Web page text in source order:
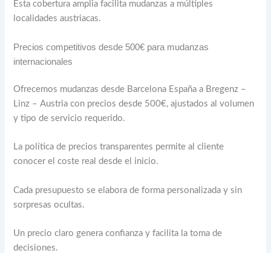
Esta cobertura amplia facilita mudanzas a múltiples
localidades austriacas.
Precios competitivos desde 500€ para mudanzas
internacionales
Ofrecemos mudanzas desde Barcelona España a Bregenz –
Linz – Austria con precios desde 500€, ajustados al volumen
y tipo de servicio requerido.
La política de precios transparentes permite al cliente
conocer el coste real desde el inicio.
Cada presupuesto se elabora de forma personalizada y sin
sorpresas ocultas.
Un precio claro genera confianza y facilita la toma de
decisiones.